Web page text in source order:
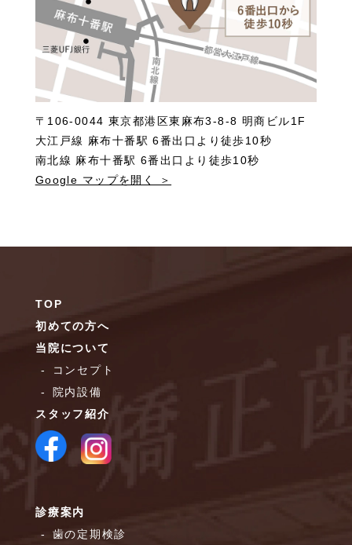
〒106-0044 東京都港区東麻布3-8-8 明商ビル1F
大江戸線 麻布十番駅 6番出口より徒歩10秒
南北線 麻布十番駅 6番出口より徒歩10秒
Google マップを開く ＞
TOP
初めての方へ
当院について
コンセプト
院内設備
スタッフ紹介
診療案内
歯の定期検診